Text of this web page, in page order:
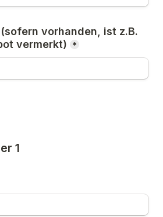
vorhanden, ist z.B.
vermerkt)
*
1